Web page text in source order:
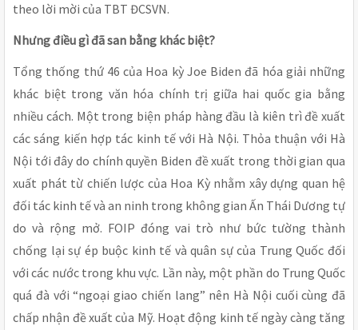
theo lời mời của TBT ĐCSVN.
Nhưng điều gì đã san bằng khác biệt?
Tổng thống thứ 46 của Hoa kỳ Joe Biden đã hóa giải những
khác biệt trong văn hóa chính trị giữa hai quốc gia bằng
nhiều cách. Một trong biện pháp hàng đầu là kiên trì đề xuất
các sáng kiến hợp tác kinh tế với Hà Nội. Thỏa thuận với Hà
Nội tới đây do chính quyền Biden đề xuất trong thời gian qua
xuất phát từ chiến lược của Hoa Kỳ nhằm xây dựng quan hệ
đối tác kinh tế và an ninh trong không gian Ấn Thái Dương tự
do và rộng mở. FOIP đóng vai trò như bức tường thành
chống lại sự ép buộc kinh tế và quân sự của Trung Quốc đối
với các nước trong khu vực. Lần này, một phần do Trung Quốc
quá đà với “ngoại giao chiến lang” nên Hà Nội cuối cùng đã
chấp nhận đề xuất của Mỹ. Hoạt động kinh tế ngày càng tăng